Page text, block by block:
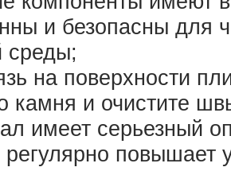
и безопасны для
среды;
на поверхности
камня и очистите
имеет серьезный
регулярно повышает